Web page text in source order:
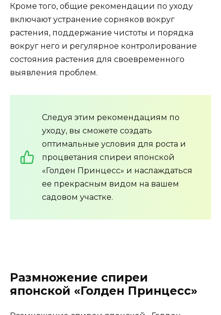
Кроме того, общие рекомендации по уходу
включают устранение сорняков вокруг
растения, поддержание чистоты и порядка
вокруг него и регулярное контролирование
состояния растения для своевременного
выявления проблем.
Следуя этим рекомендациям по
уходу, вы сможете создать
оптимальные условия для роста и
процветания спиреи японской
«Голден Принцесс» и наслаждаться
ее прекрасным видом на вашем
садовом участке.
Размножение спиреи
японской «Голден Принцесс»